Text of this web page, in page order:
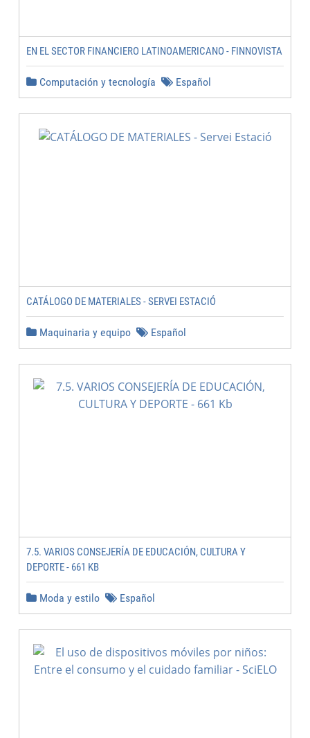
EN EL SECTOR FINANCIERO LATINOAMERICANO - FINNOVISTA
Computación y tecnología Español
CATÁLOGO DE MATERIALES - SERVEI ESTACIÓ
Maquinaria y equipo Español
7.5. VARIOS CONSEJERÍA DE EDUCACIÓN, CULTURA Y
DEPORTE - 661 KB
Moda y estilo Español